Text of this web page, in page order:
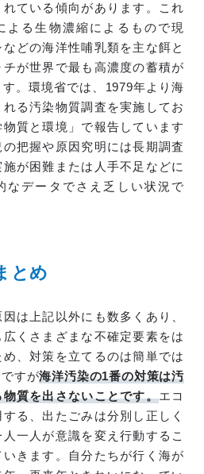
ている傾向があります。これ
よる生物濃縮によるもので現
どの海洋性哺乳類を主な餌と
チが世界で最も高濃度の蓄積が
。環境省では、1979年より海
る汚染物質調査を実施してお
物質と環境」で報告しています
把握や原因究明には長期調査
が困難または人手不足などに
なデータでさえ乏しい状況で
とめ
は上記以外にも数多くあり、
くさまざまな不確定要素をは
め、対策を立てるのは簡単では
すが海洋汚染の1番の対策は汚
質を出さないことです。エコ
る、出たごみは分別し正しく
一人が意識を変え行動するこ
いきます。自分たちが行く海が